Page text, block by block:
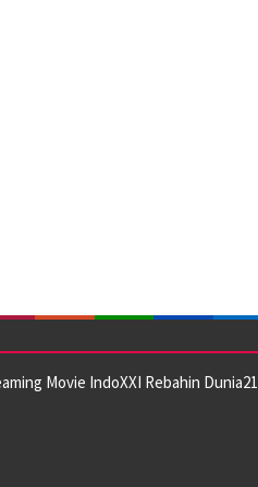
Movie IndoXXI Rebahin Dunia21